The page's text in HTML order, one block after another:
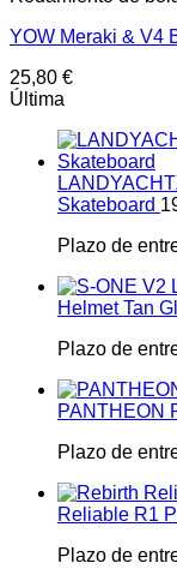
YOW Meraki & V4
25,80 €
Última
Skateboard
Plazo de
Helmet Tan
Plazo de
PANTHEON
Plazo de
Reliable R1
Plazo de